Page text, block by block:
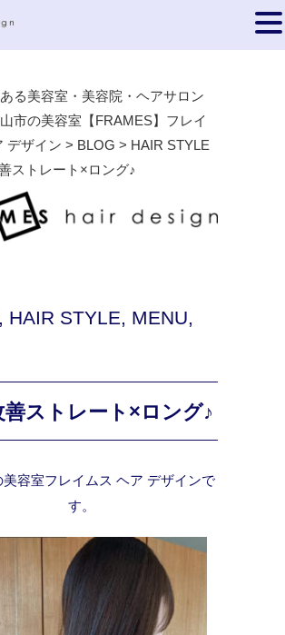
る美容室・美容院・ヘアサロン
市の美容室【FRAMES】フレイ
デザイン > BLOG > HAIR STYLE
ストレート×ロング♪
, HAIR STYLE, MENU,
善ストレート×ロング♪
容室フレイムス ヘア デザインで
す。